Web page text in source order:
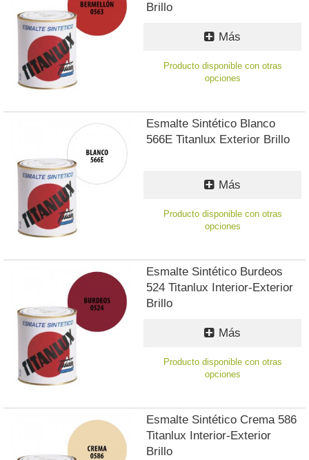
Brillo
Más
Producto disponible con otras
opciones
Esmalte Sintético Blanco
566E Titanlux Exterior Brillo
Más
Producto disponible con otras
opciones
Esmalte Sintético Burdeos
524 Titanlux Interior-Exterior
Brillo
Más
Producto disponible con otras
opciones
Esmalte Sintético Crema 586
Titanlux Interior-Exterior
Brillo